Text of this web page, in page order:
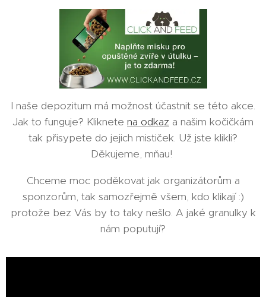
I naše depozitum má možnost účastnit se této akce.
Jak to funguje? Kliknete na odkaz a našim kočičkám
tak přisypete do jejich mističek. Už jste klikli?
Děkujeme, mňau!
Chceme moc poděkovat jak organizátorům a
sponzorům, tak samozřejmě všem, kdo klikají :)
protože bez Vás by to taky nešlo. A jaké granulky k
nám poputují?